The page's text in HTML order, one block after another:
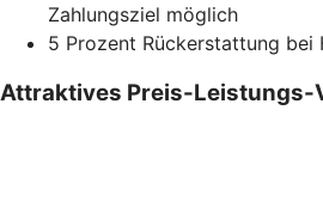
Zahlungsziel möglich
5 Prozent Rückerstattung bei
Attraktives Preis-Leistungs-